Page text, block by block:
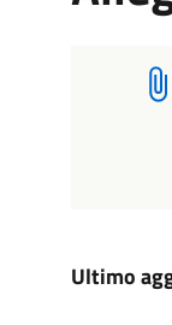
Ultimo